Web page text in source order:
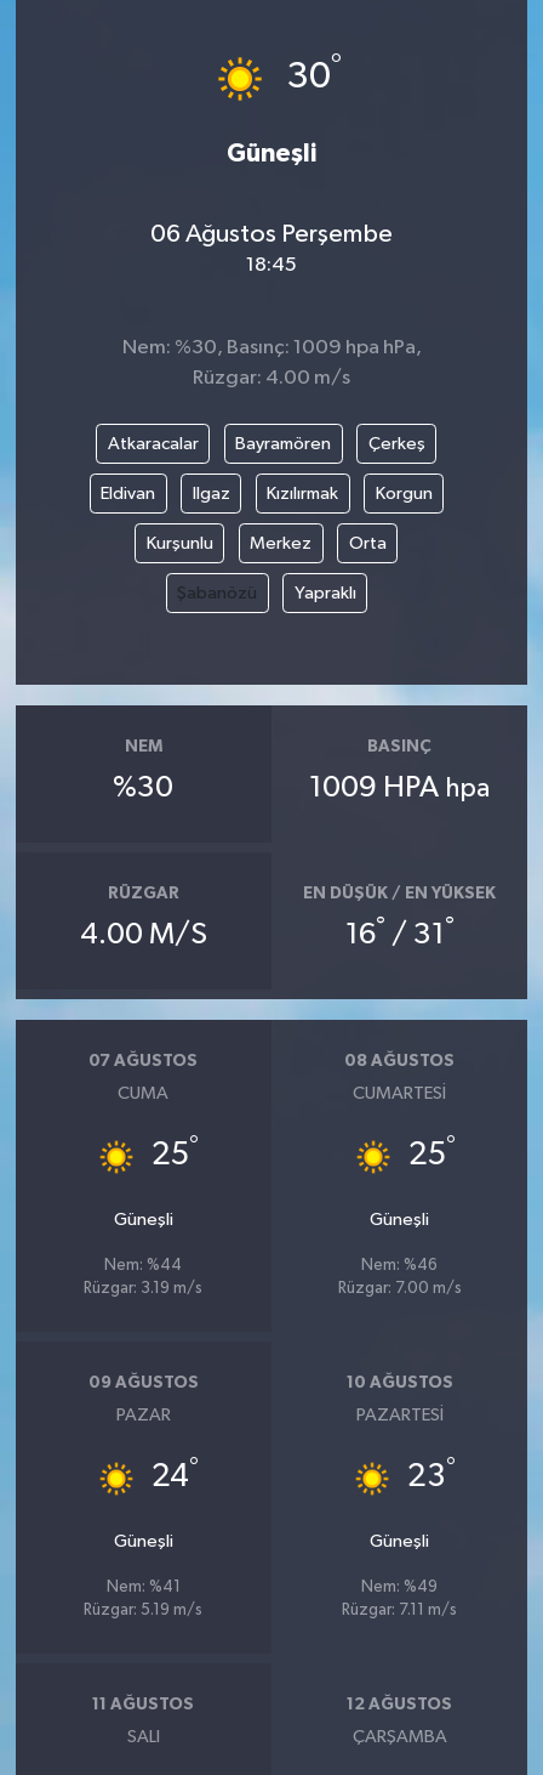
30°
Güneşli
06 Ağustos Perşembe
18:45
Nem: %30, Basınç: 1009 hpa hPa,
Rüzgar: 4.00 m/s
Atkaracalar Bayramören Çerkeş
Eldivan Ilgaz Kızılırmak Korgun
Kurşunlu Merkez Orta
Şabanözü Yapraklı
NEM
%30
BASINÇ
1009 HPA hpa
RÜZGAR
4.00 M/S
EN DÜŞÜK / EN YÜKSEK
16° / 31 °
07 AĞUSTOS
CUMA
25°
Güneşli
Nem: %44
Rüzgar: 3.19 m/s
08 AĞUSTOS
CUMARTESI
25°
Güneşli
Nem: %46
Rüzgar: 7.00 m/s
09 AĞUSTOS
PAZAR
24°
Güneşli
Nem: %41
Rüzgar: 5.19 m/s
10 AĞUSTOS
PAZARTESI
23°
Güneşli
Nem: %49
Rüzgar: 7.11 m/s
11 AĞUSTOS
SALI
12 AĞUSTOS
ÇARŞAMBA
Yüksek İstişare Kurulu